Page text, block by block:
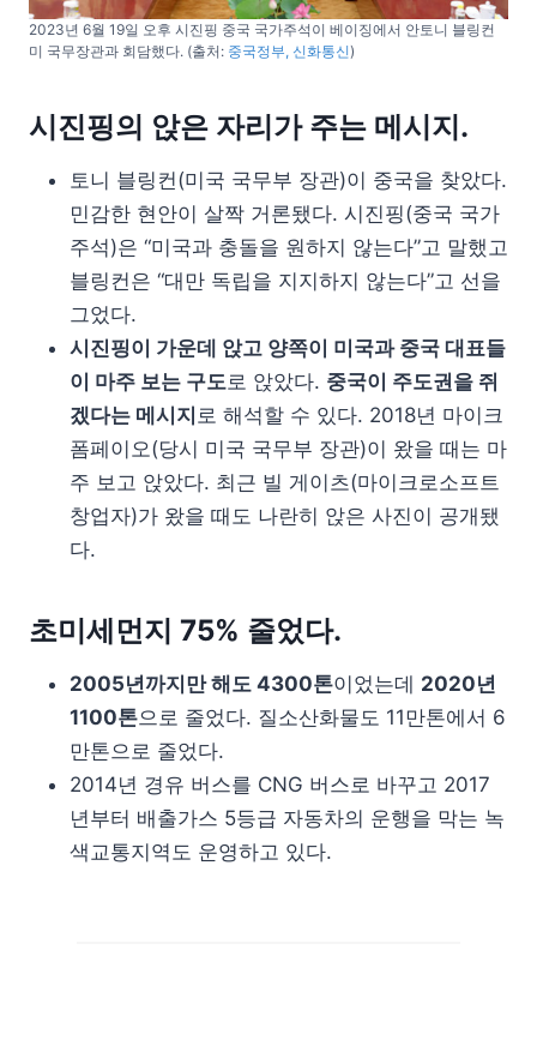
2023년 6월 19일 오후 시진핑 중국 국가주석이 베이징에서 안토니 블링컨
미 국무장관과 회담했다. (출처: 중국정부, 신화통신)
시진핑의 앉은 자리가 주는 메시지.
토니 블링컨(미국 국무부 장관)이 중국을 찾았다.
민감한 현안이 살짝 거론됐다. 시진핑(중국 국가
주석)은 “미국과 충돌을 원하지 않는다”고 말했고
블링컨은 “대만 독립을 지지하지 않는다”고 선을
그었다.
시진핑이 가운데 앉고 양쪽이 미국과 중국 대표들
이 마주 보는 구도로 앉았다. 중국이 주도권을 쥐
겠다는 메시지 로 해석할 수 있다. 2018년 마이크
폼페이오(당시 미국 국무부 장관)이 왔을 때는 마
주 보고 앉았다. 최근 빌 게이츠(마이크로소프트
창업자)가 왔을 때도 나란히 앉은 사진이 공개됐
다.
초미세먼지 75% 줄었다.
2005년까지만 해도 4300톤이었는데 2020년
1100톤으로 줄었다. 질소산화물도 11만톤에서 6
만톤으로 줄었다.
2014년 경유 버스를 CNG 버스로 바꾸고 2017
년부터 배출가스 5등급 자동차의 운행을 막는 녹
색교통지역도 운영하고 있다.